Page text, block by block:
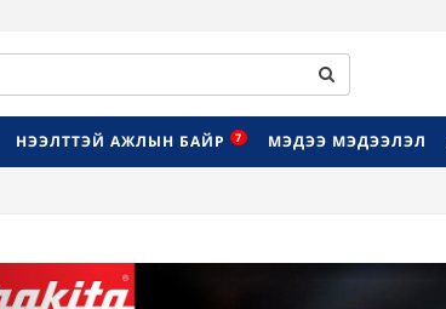
НЭЭЛТТЭЙ АЖЛЫН БАЙР 7 МЭДЭЭ МЭДЭЭЛЭЛ
Previous